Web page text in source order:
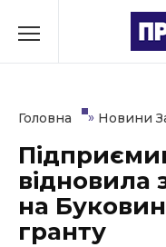
до
Культура
Освіта
Головна » Новини
відновила
на
гранту